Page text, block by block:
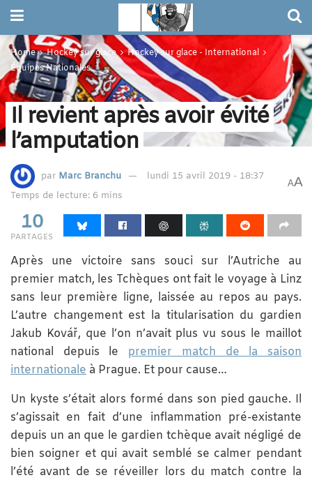
Home Hockey sur glace
Hockey sur glace - International
Équipes Nationales
Il revient après avoir évité
l’amputation
par Marc Branchu
lundi 15 avril 2019 - 18:37
Temps de lecture: 6 mins
AA
10
PARTAGES
Après une victoire sans souci sur l’Autriche au
premier match, les Tchèques ont fait le voyage à Linz
sans leur première ligne, laissée au repos au pays.
L’autre changement est la titularisation du gardien
Jakub Kovář, que l’on n’avait plus vu sous le maillot
national depuis le premier match de la saison
internationale à Prague. Et pour cause…
Un kyste s’était alors formé dans son pied gauche. Il
s’agissait en fait d’une inflammation pré-existante
depuis un an que le gardien tchèque avait négligé de
bien soigner et qui avait semblé se calmer pendant
l’été avant de se réveiller lors du match contre la